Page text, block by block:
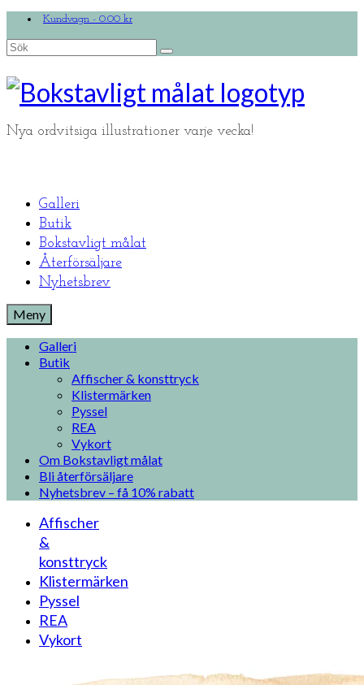
Kundvagn - 0.00 kr
Search
Nya ordvitsiga illustrationer varje vecka!
Galleri
Butik
Bokstavligt målat
Återförsäljare
Nyhetsbrev
Meny
Galleri
Butik
Affischer & konsttryck
Klistermärken
Pyssel
REA
Vykort
Om Bokstavligt målat
Bli återförsäljare
Nyhetsbrev – få 10% rabatt
Affischer
&
konsttryck
Klistermärken
Pyssel
REA
Vykort